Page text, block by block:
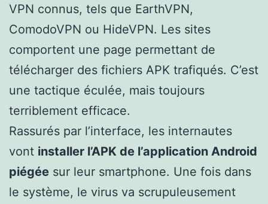
VPN connus, tels que EarthVPN,
ComodoVPN ou HideVPN. Les sites
comportent une page permettant de
télécharger des fichiers APK trafiqués. C’est
une tactique éculée, mais toujours
terriblement efficace.
Rassurés par l’interface, les internautes
vont installer l’APK de l’application Android
piégée sur leur smartphone. Une fois dans
le système, le virus va scrupuleusement